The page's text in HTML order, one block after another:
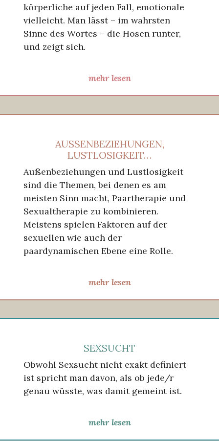
körperliche auf jeden Fall, emotionale
vielleicht. Man lässt – im wahrsten
Sinne des Wortes – die Hosen runter,
und zeigt sich.
mehr lesen
AUSSENBEZIEHUNGEN,
LUSTLOSIGKEIT…
Außenbeziehungen und Lustlosigkeit
sind die Themen, bei denen es am
meisten Sinn macht, Paartherapie und
Sexualtherapie zu kombinieren.
Meistens spielen Faktoren auf der
sexuellen wie auch der
paardynamischen Ebene eine Rolle.
mehr lesen
SEXSUCHT
Obwohl Sexsucht nicht exakt definiert
ist spricht man davon, als ob jede/r
genau wüsste, was damit gemeint ist.
mehr lesen